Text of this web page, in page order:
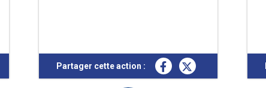
Partager cette action :